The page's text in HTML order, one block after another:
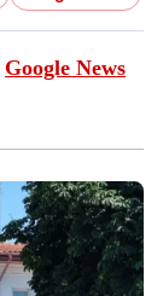
Google News